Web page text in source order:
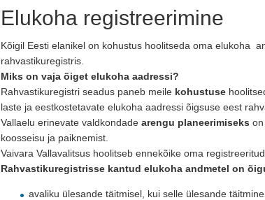
Elukoha registreerimine
Kõigil Eesti elanikel on kohustus hoolitseda oma elukoha
rahvastikuregistris.
Miks on vaja õiget elukoha aadressi?
Rahvastikuregistri seadus paneb meile kohustuse
laste ja eestkostetavate elukoha aadressi õigsuse eest
Vallaelu erinevate valdkondade arengu planeerimiseks
koosseisu ja paiknemist.
Vaivara Vallavalitsus hoolitseb ennekõike oma
Rahvastikuregistrisse kantud elukoha andmetel on
avaliku ülesande täitmisel, kui selle ülesande